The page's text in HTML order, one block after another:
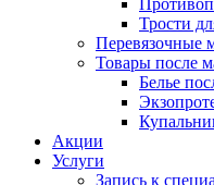
Трости
Перевязочные
Товары после
Белье
Акции
Услуги
Запись к